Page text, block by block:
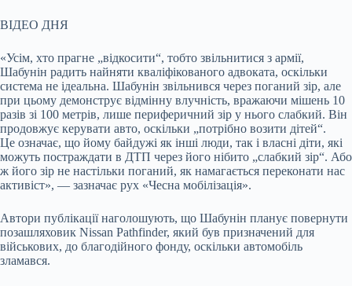
ВІДЕО ДНЯ
«Усім, хто прагне „відкосити“, тобто звільнитися з армії,
Шабунін радить найняти кваліфікованого адвоката, оскільки
система не ідеальна. Шабунін звільнився через поганий зір, але
при цьому демонструє відмінну влучність, вражаючи мішень 10
разів зі 100 метрів, лише периферичний зір у нього слабкий. Він
продовжує керувати авто, оскільки „потрібно возити дітей“.
Це означає, що йому байдужі як інші люди, так і власні діти, які
можуть постраждати в ДТП через його нібито „слабкий зір“. Або
ж його зір не настільки поганий, як намагається переконати нас
активіст», — зазначає рух «Чесна мобілізація».
Автори публікації наголошують, що Шабунін планує повернути
позашляховик Nissan Pathfinder, який був призначений для
військових, до благодійного фонду, оскільки автомобіль
зламався.